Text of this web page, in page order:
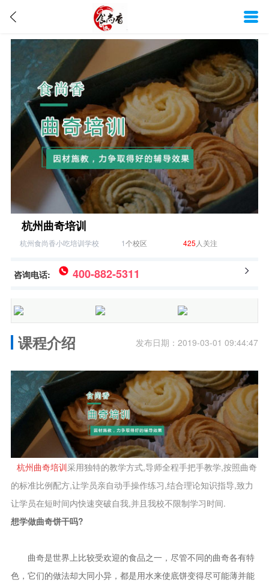
杭州曲奇培训
杭州食尚香小吃培训学校 1个校区 425 人关注
咨询电话: 400-882-5311
课程介绍 发布日期：2019-03-01 09:44:47
杭州曲奇培训采用独特的教学方式,导师全程手把手教学,按照曲奇
的标准比例配方,让学员亲自动手操作练习,结合理论知识指导,致力
让学员在短时间内快速突破自我,并且我校不限制学习时间.
想学做曲奇饼干吗?
曲奇是世界上比较受欢迎的食品之一，尽管不同的曲奇各有特
色，它们的做法却大同小异，都是用水来使底饼变得尽可能薄并能